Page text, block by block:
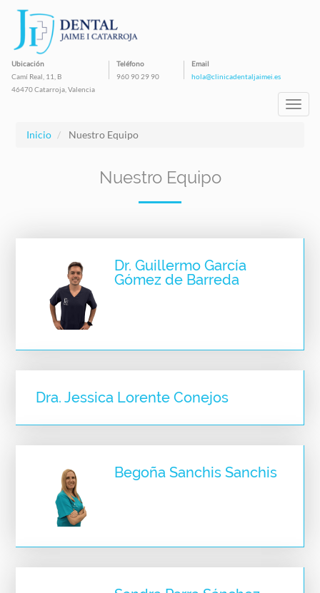
Pasar
contenido
principal
Ubicación
Camí Real, 11, B
46470 Catarroja, Valencia
Teléfono
960 90 29 90
Email
hola@clinicadentaljaimei.es
Inicio
Nuestro Equipo
Nuestro Equipo
Dr. Guillermo García
Gómez de Barreda
Dra. Jessica Lorente Conejos
Begoña Sanchis Sanchis